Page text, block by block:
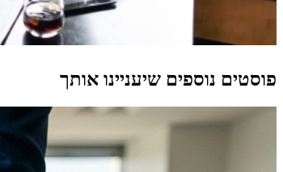
פוסטים נוספים שיעניינו אותך